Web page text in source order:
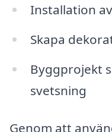
Installation
Skapa
Byggprojekt
svetsning
Genom att